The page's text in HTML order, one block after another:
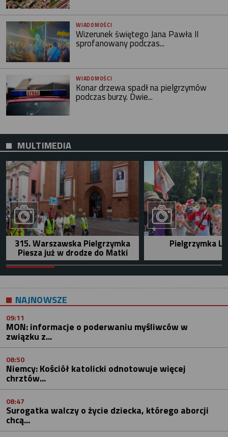
WIADOMOŚCI
Wizerunek świętego Jana Pawła II
sprofanowany podczas...
WIADOMOŚCI
Konar drzewa spadł na pielgrzymów
podczas burzy. Dwie...
MULTIMEDIA
315. Warszawska Pielgrzymka
Piesza już w drodze do Matki
Pielgrzymka
NAJNOWSZE
09:11
MON: informacje o poderwaniu myśliwców w
związku z...
08:50
Niemcy: Kościół katolicki odnotowuje więcej
chrztów...
08:47
Surogatka walczy o życie dziecka, którego aborcji
chcą...